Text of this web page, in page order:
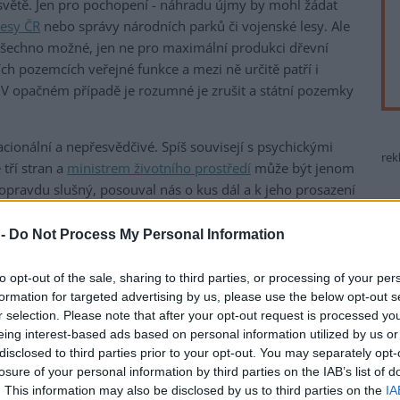
Do Not Process My Personal Information
opt-out of the sale, sharing to third parties, or processing of your
for targeted advertising by us, please use the below opt-out
selection. Please note that after your opt-out request is processed
interest-based ads based on personal information utilized by us
to third parties prior to your opt-out. You may separately
of your personal information by third parties on the IAB’s list of
This information may also be disclosed by us to third parties on the
Jen pro pochopení - náhradu újmy by mohl žádat
ČR nebo správy národních parků či vojenské lesy. Ale
možné, jen ne pro maximální produkci dřevní
pozemcích veřejné funkce a mezi ně určitě patří i
opačném případě je rozumné je zrušit a státní pozemky
a nepřesvědčivé. Spíš souvisejí s psychickými
tří stran a ministrem životního prostředí může být jenom
slušný, posouval nás o kus dál a k jeho prosazení
kontextu za jeho morální selhání.
něco sami poslanci?
všeználkům mohlo zdát. Myslím, že se s
vymyslet, ale mělo by to důsledně vycházet z
ve sněmovně. Musíme při tom dobře spolupracovat s
se nám podaří odvrátit mezinárodní ostudu a neplnění
období sněmovna "ozelenila" (vy jste byl tím